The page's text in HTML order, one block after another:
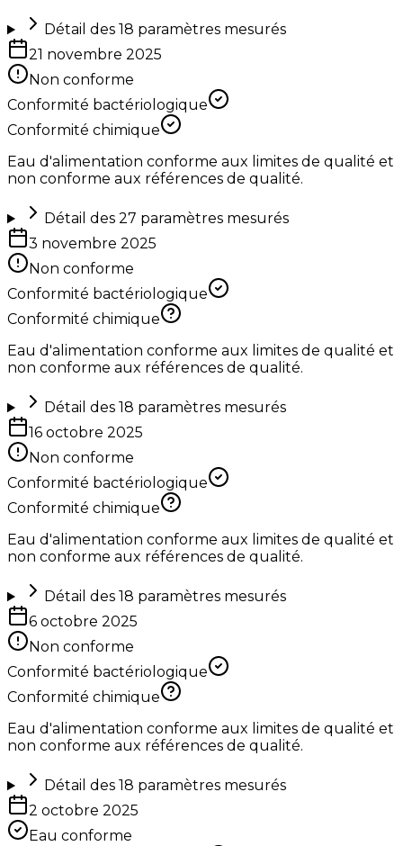
Détail des 18 paramètres mesurés
21 novembre 2025
Non conforme
Conformité bactériologique
Conformité chimique
Eau d'alimentation conforme aux limites de qualité et
non conforme aux références de qualité.
Détail des 27 paramètres mesurés
3 novembre 2025
Non conforme
Conformité bactériologique
Conformité chimique
Eau d'alimentation conforme aux limites de qualité et
non conforme aux références de qualité.
Détail des 18 paramètres mesurés
16 octobre 2025
Non conforme
Conformité bactériologique
Conformité chimique
Eau d'alimentation conforme aux limites de qualité et
non conforme aux références de qualité.
Détail des 18 paramètres mesurés
6 octobre 2025
Non conforme
Conformité bactériologique
Conformité chimique
Eau d'alimentation conforme aux limites de qualité et
non conforme aux références de qualité.
Détail des 18 paramètres mesurés
2 octobre 2025
Eau conforme